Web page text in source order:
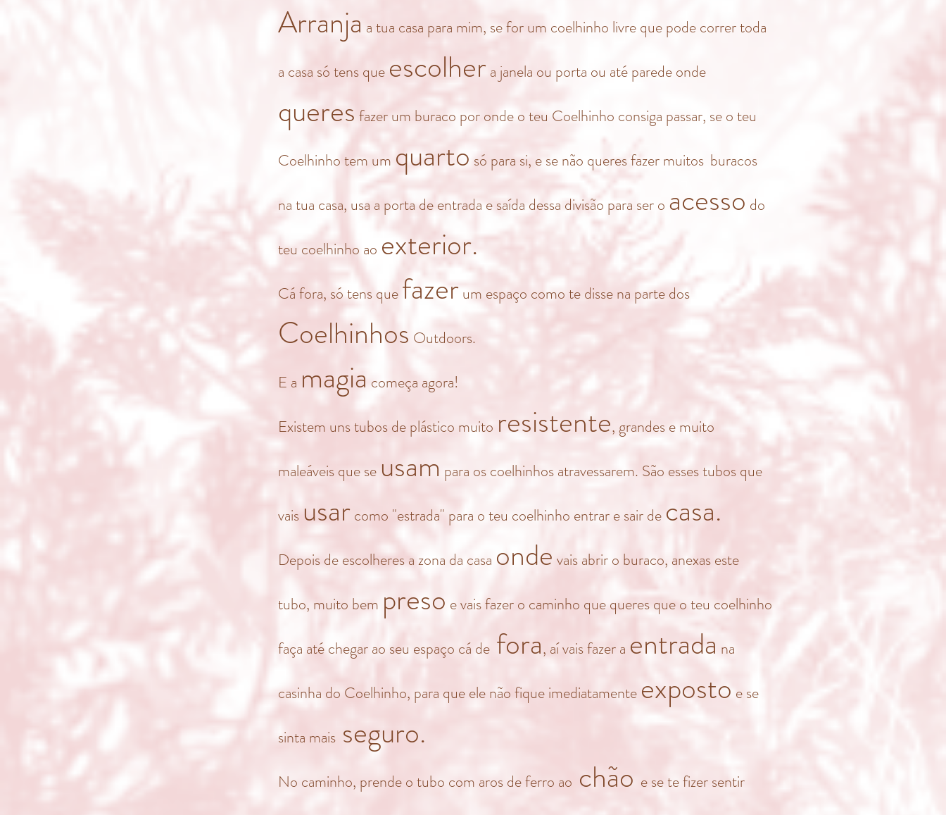
Arranja atua casa para mim, se for um coelhinho livre que pode correr toda
a casa só tens que escolhera janela ou porta ou até parede onde
queres fazer um buraco por onde o teu Coelhinho consiga passar, se o teu
Coelhinho tem um quarto só para si, e se não queres fazer muitos buracos
na tua casa, usa a porta de entrada e saída dessa divisão para ser o acesso do
teu coelhinho ao exterior.
Cá fora, só tens quefazerum espaço como te disse na parte dos
Coelhinhos Outdoors.
E a magia começa agora!
Existem uns tubos de plástico muito resistente, grandes e muito
maleáveis que se usam para os coelhinhos atravessarem. São esses tubos que
vaisusarcomo "estrada" para o teu coelhinho entrar e sair de casa.
Depois de escolheres a zona da casa onde vais abrir o buraco, anexas este
tubo, muito bem preso e vais fazer o caminho que queres que o teu coelhinho
faça até chegar ao seu espaço cá de fora, aí vais fazer a entrada na
casinha do Coelhinho, para que ele não fique imediatamente exposto e se
sinta mais seguro.
No caminho, prende o tubo com aros de ferro ao chão e se te fizer sentir